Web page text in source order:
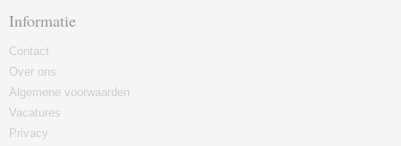
Informatie
Contact
Over ons
Algemene voorwaarden
Vacatures
Privacy